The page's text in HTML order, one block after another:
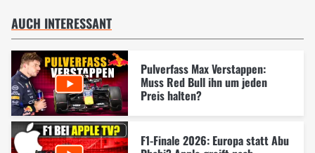
AUCH INTERESSANT
Pulverfass Max Verstappen:
Muss Red Bull ihn um jeden
Preis halten?
F1-Finale 2026: Europa statt Abu